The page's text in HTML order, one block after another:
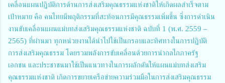
เคลื่อนแผนปฏิบัติการด้านการส่งเสริมคุณธรรมแห่งชาติให้เกิดผลสำเร็จตาม
เป้าหมาย คือ คนไทยมีพฤติกรรมที่สะท้อนการมีคุณธรรมเพิ่มขึ้น ซึ่งการดำเนิน
งานขับเคลื่อนแผนแม่บทส่งเสริมคุณธรรมแห่งชาติ ฉบับที่ 1 (พ.ศ. 2559 –
2565) ที่ผ่านมา ทุกหน่วยงานได้นำไปใช้เป็นกรอบและทิศทางในการปฏิบัติ
การส่งเสริมคุณธรรม โดยรวมพลังการขับเคลื่อนด้วยการนำกลไกภาครัฐ
เอกชน และประชาชนมาใช้เป็นแนวทางในการผลักดันให้แผนแม่บทส่งเสริม
คุณธรรมแห่งชาติ เกิดการขยายเครือข่ายความร่วมมือในการส่งเสริมคุณธรรม